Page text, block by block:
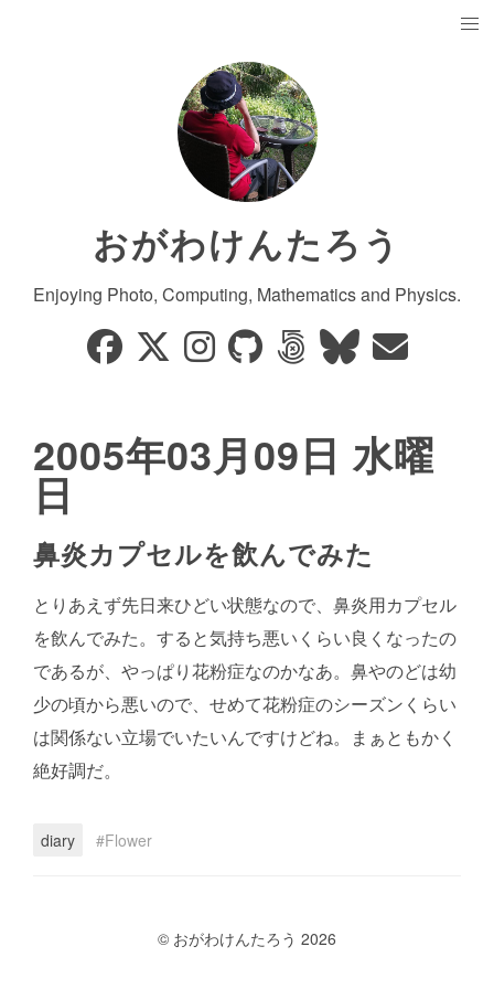
おがわけんたろう
Enjoying Photo, Computing, Mathematics and Physics.
2005年03月09日 水曜
日
鼻炎カプセルを飲んでみた
とりあえず先日来ひどい状態なので、鼻炎用カプセル
を飲んでみた。すると気持ち悪いくらい良くなったの
であるが、やっぱり花粉症なのかなあ。鼻やのどは幼
少の頃から悪いので、せめて花粉症のシーズンくらい
は関係ない立場でいたいんですけどね。まぁともかく
絶好調だ。
diary Flower
© おがわけんたろう 2026